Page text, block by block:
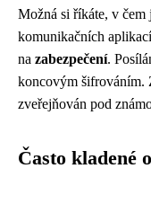
Možná si říkáte, v čem
komunikačních
na zabezpečení.
koncovým šifrováním.
zveřejňován pod
Často kladené